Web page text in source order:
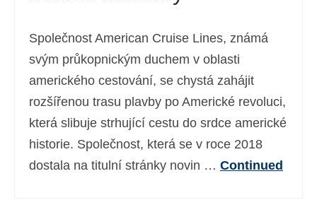
Společnost American Cruise Lines, známá
svým průkopnickým duchem v oblasti
amerického cestování, se chystá zahájit
rozšířenou trasu plavby po Americké revoluci,
která slibuje strhující cestu do srdce americké
historie. Společnost, která se v roce 2018
dostala na titulní stránky novin … Continued